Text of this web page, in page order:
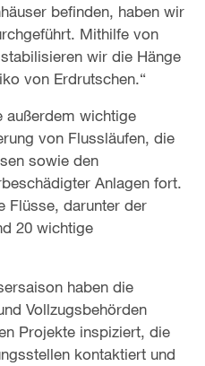
befinden, haben wir
Mithilfe von
wir die Hänge
von Erdrutschen.“
außerdem wichtige
von Flussläufen, die
sowie den
Anlagen fort.
Flüsse, darunter der
20 wichtige
haben die
Vollzugsbehörden
Projekte inspiziert, die
kontaktiert und